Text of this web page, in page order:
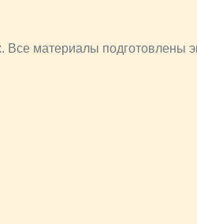
материалы подготовлены